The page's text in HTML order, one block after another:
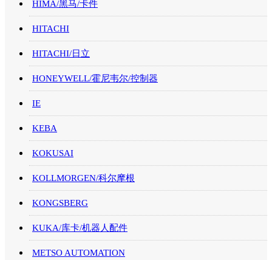
HIMA/黑马/卡件
HITACHI
HITACHI/日立
HONEYWELL/霍尼韦尔/控制器
IE
KEBA
KOKUSAI
KOLLMORGEN/科尔摩根
KONGSBERG
KUKA/库卡/机器人配件
METSO AUTOMATION